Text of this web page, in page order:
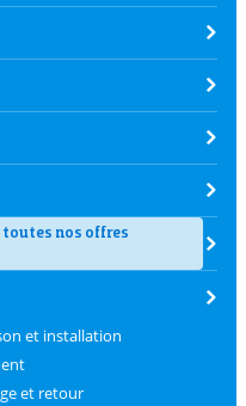
toutes nos offres
et installation
et retour